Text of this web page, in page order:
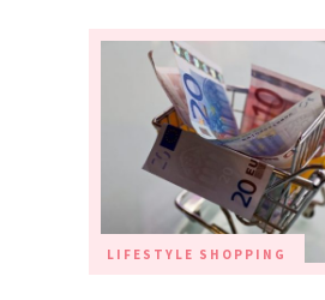
LIFESTYLE SHOPPING